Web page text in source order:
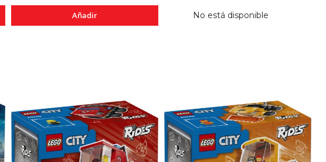
Añadir No está disponible